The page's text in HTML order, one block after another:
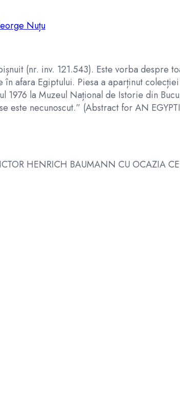
Nuțu
(nr. inv. 121.543). Este vorba despre
afara Egiptului. Piesa a aparținut
la Muzeul Național de Istorie din
necunoscut.” (Abstract for AN
HENRICH BAUMANN CU OCAZIA